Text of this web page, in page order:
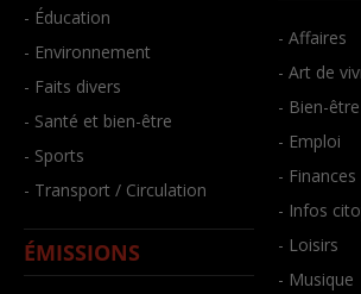
- Éducation
- Environnement
- Faits divers
- Santé et bien-être
- Sports
- Transport / Circulation
ÉMISSIONS
- Affaires
- Art de
- Bien-être
- Emploi
- Finances
- Infos
- Loisirs
- Musique